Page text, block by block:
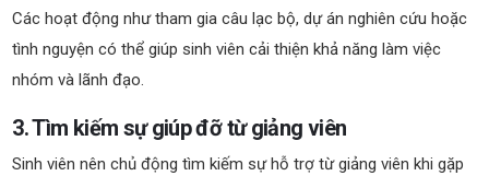
Các hoạt động như tham gia câu lạc bộ, dự án nghiên cứu hoặc
tình nguyện có thể giúp sinh viên cải thiện khả năng làm việc
nhóm và lãnh đạo.
3. Tìm kiếm sự giúp đỡ từ giảng viên
Sinh viên nên chủ động tìm kiếm sự hỗ trợ từ giảng viên khi gặp